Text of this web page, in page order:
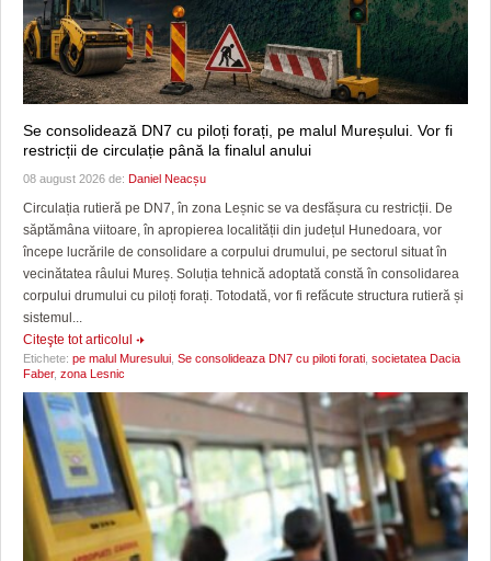
Se consolidează DN7 cu piloți forați, pe malul Mureșului. Vor fi
restricții de circulație până la finalul anului
08 august 2026 de: Daniel Neacșu
Circulația rutieră pe DN7, în zona Leșnic se va desfășura cu restricții. De
săptămâna viitoare, în apropierea localității din județul Hunedoara, vor
începe lucrările de consolidare a corpului drumului, pe sectorul situat în
vecinătatea râului Mureș. Soluția tehnică adoptată constă în consolidarea
corpului drumului cu piloți forați. Totodată, vor fi refăcute structura rutieră și
sistemul...
Citeşte tot articolul
Etichete: pe malul Muresului Se consolideaza DN7 cu piloti forati societatea Dacia
Faber, zona Lesnic